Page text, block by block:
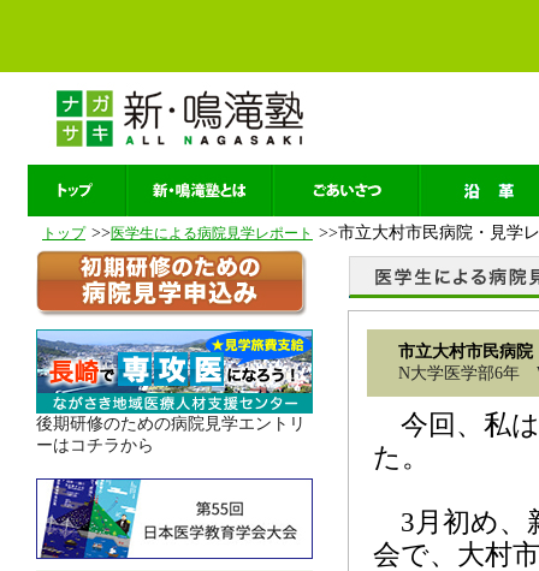
トップ >>医学生による病院見学レポート >>市立大村市民病院・見学
後期研修のための病院見学エントリ
ーはコチラから
市立大村市民病院
N大学医学部6年
今回、私
た。
3月初め、
会で、大村